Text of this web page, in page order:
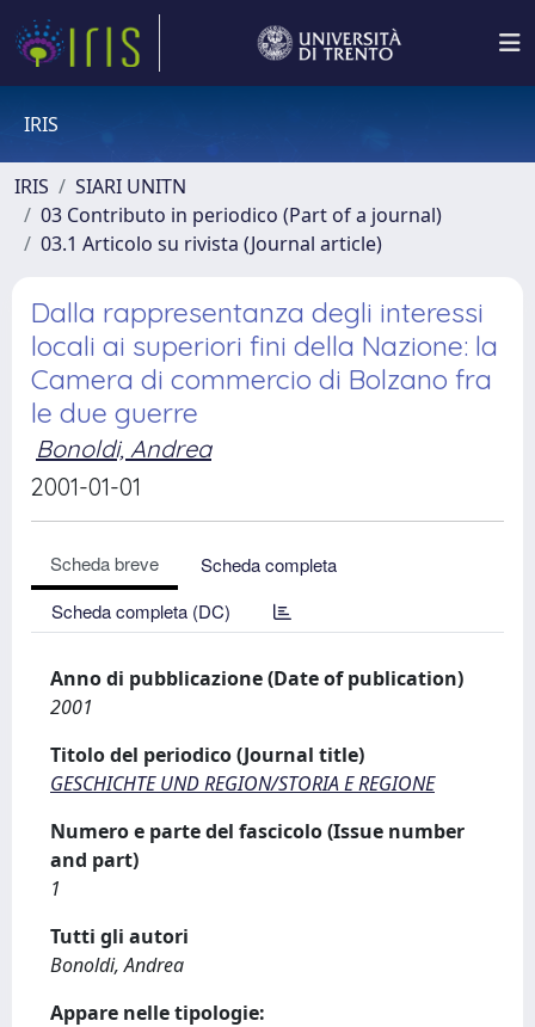
IRIS
IRIS
SIARI UNITN
03 Contributo in periodico (Part of a journal)
03.1 Articolo su rivista (Journal article)
Dalla rappresentanza degli interessi
locali ai superiori fini della Nazione: la
Camera di commercio di Bolzano fra
le due guerre
Bonoldi, Andrea
2001-01-01
Scheda breve
Scheda completa
Scheda completa (DC)
Anno di pubblicazione (Date of publication)
2001
Titolo del periodico (Journal title)
GESCHICHTE UND REGION/STORIA E REGIONE
Numero e parte del fascicolo (Issue number
and part)
1
Tutti gli autori
Bonoldi, Andrea
Appare nelle tipologie: